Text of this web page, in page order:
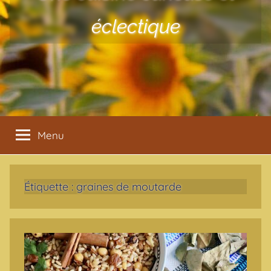
éclectique
Menu
Étiquette : graines de moutarde